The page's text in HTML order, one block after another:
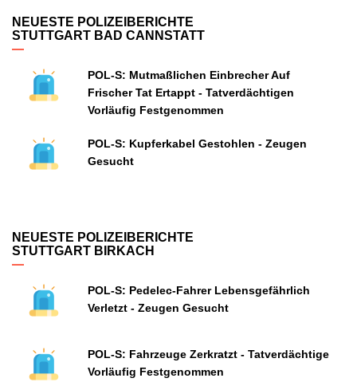
NEUESTE POLIZEIBERICHTE
STUTTGART BAD CANNSTATT
POL-S: Mutmaßlichen Einbrecher Auf
Frischer Tat Ertappt - Tatverdächtigen
Vorläufig Festgenommen
POL-S: Kupferkabel Gestohlen - Zeugen
Gesucht
NEUESTE POLIZEIBERICHTE
STUTTGART BIRKACH
POL-S: Pedelec-Fahrer Lebensgefährlich
Verletzt - Zeugen Gesucht
POL-S: Fahrzeuge Zerkratzt - Tatverdächtige
Vorläufig Festgenommen